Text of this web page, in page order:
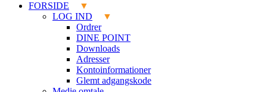
FORSIDE
LOG IND
Ordrer
DINE POINT
Downloads
Adresser
Kontoinformationer
Glemt adgangskode